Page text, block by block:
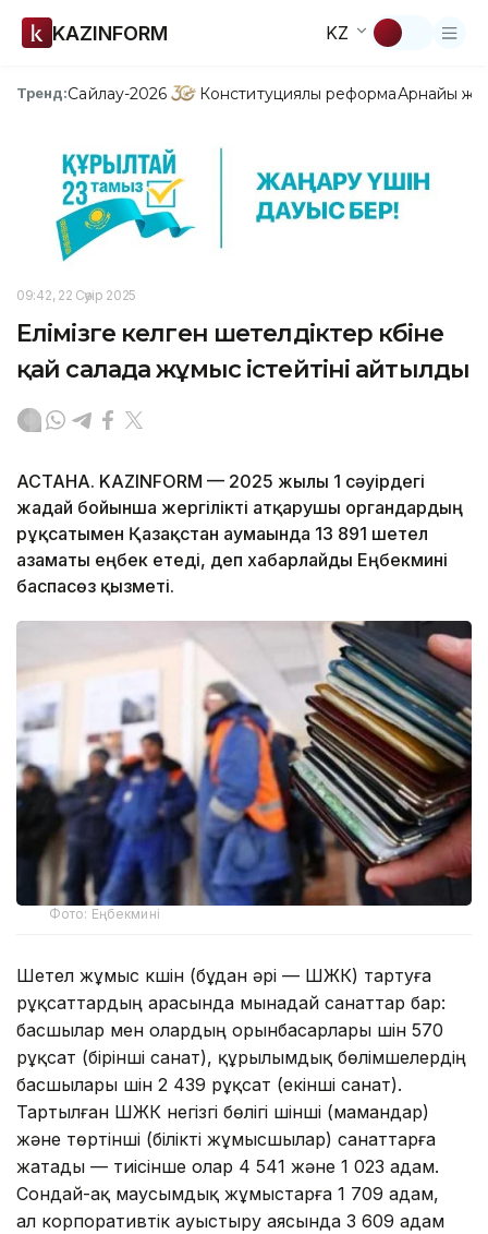
KAZINFORM KZ
Тренд:Сайлау-2026 Конституциялық реформаАрнайы
09:42, 22 Сәуір 2025
Елімізге келген шетелдіктер көбіне
қай салада жұмыс істейтіні айтылды
АСТАНА. KAZINFORM — 2025 жылғы 1 сәуірдегі
жағдай бойынша жергілікті атқарушы органдардың
рұқсатымен Қазақстан аумағында 13 891 шетел
азаматы еңбек етеді, деп хабарлайды Еңбекмині
баспасөз қызметі.
Фото: Еңбекмині
Шетел жұмыс күшін (бұдан әрі — ШЖК) тартуға
рұқсаттардың арасында мынадай санаттар бар:
басшылар мен олардың орынбасарлары үшін 570
рұқсат (бірінші санат), құрылымдық бөлімшелердің
басшылары үшін 2 439 рұқсат (екінші санат).
Тартылған ШЖК негізгі бөлігі үшінші (мамандар)
және төртінші (білікті жұмысшылар) санаттарға
жатады — тиісінше олар 4 541 және 1 023 адам.
Сондай-ақ маусымдық жұмыстарға 1 709 адам,
ал корпоративтік ауыстыру аясында 3 609 адам